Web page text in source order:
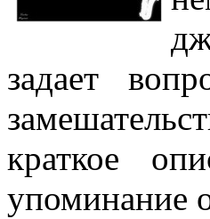
задает
краткое
упоминание